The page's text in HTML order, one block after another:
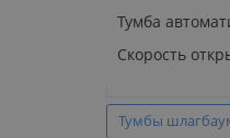
Тумба
Скорость
Тумбы